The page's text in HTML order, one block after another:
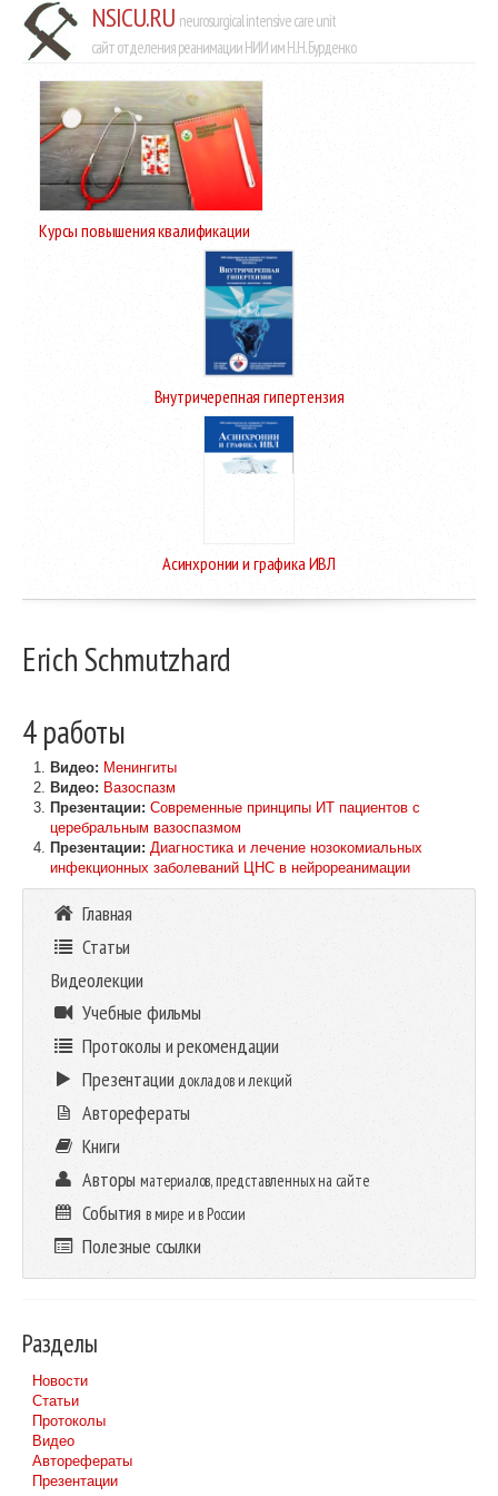
NSICU.RU neurosurgical intensive care unit
сайт отделения реанимации НИИ им Н.Н. Бурденко
Курсы повышения квалификации
Внутричерепная гипертензия
Асинхронии и графика ИВЛ
Erich Schmutzhard
4 работы
Видео: Менингиты
Видео: Вазоспазм
Презентации: Современные принципы ИТ пациентов с
церебральным вазоспазмом
Презентации: Диагностика и лечение нозокомиальных
инфекционных заболеваний ЦНС в нейрореанимации
Главная
Статьи
Видеолекции
Учебные фильмы
Протоколы и рекомендации
Презентации докладов и лекций
Авторефераты
Книги
Авторыматериалов, представленных на сайте
События в мире и в России
Полезные ссылки
Разделы
Новости
Статьи
Протоколы
Видео
Авторефераты
Презентации